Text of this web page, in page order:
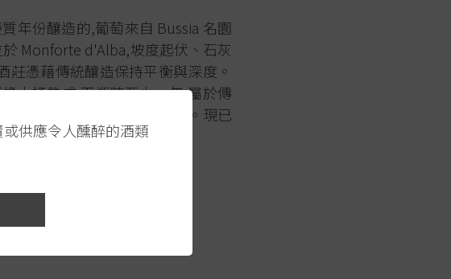
供應令人醺醉的酒類
年份釀造的,葡萄來自 Bussia 名園
Monforte d'Alba,坡度起伏、石灰
憑藉傳統釀造保持平衡與深度。
木桶熟成,再瓶陳至少一年,屬於傳
歷史酒標,融合傳統與現代。現已